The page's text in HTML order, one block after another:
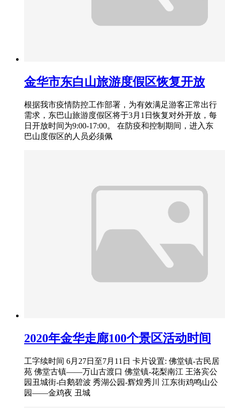
金华市东白山旅游度假区恢复开放
根据我市疫情防控工作部署，为有效满足游客正常出行
需求，东巴山旅游度假区将于3月1日恢复对外开放，每
日开放时间为9:00-17:00。 在防疫和控制期间，进入东
巴山度假区的人员必须佩
2020年金华走廊100个景区活动时间
工字续时间 6月27日至7月11日 卡片设置: 佛堂镇-古民居
苑 佛堂古镇——万山古渡口 佛堂镇-花梨南江 王洛宾公
园丑城街-白鹅碧波 秀湖公园-辉煌秀川 江东街鸡鸣山公
园——金鸡夜 丑城